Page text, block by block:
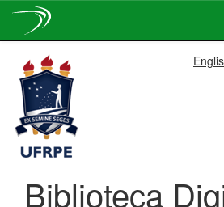
navigation
Biblioteca